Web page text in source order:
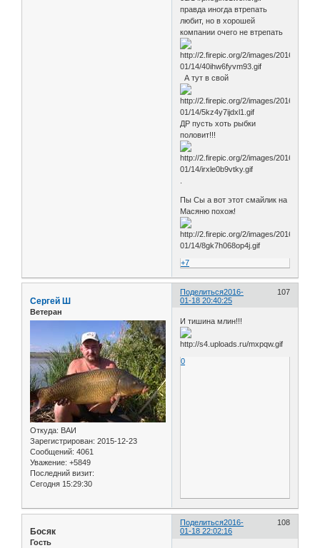
правда иногда втрепать
любит, но в хорошей
компании очего не втрепать
А тут в свой
ДР пусть хоть рыбки
половит!!!
Пы Сы а вот этот смайлик на
Масяню похож!
+7
Поделиться 107
2016-
01-18 20:40:25
Сергей Ш
Ветеран
Откуда: ВАИ
Зарегистрирован: 2015-12-23
Сообщений: 4061
Уважение: +5849
Последний визит:
Сегодня 15:29:30
И тишина млин!!!
0
Поделиться 108
2016-
01-18 22:02:16
Босяк
Гость